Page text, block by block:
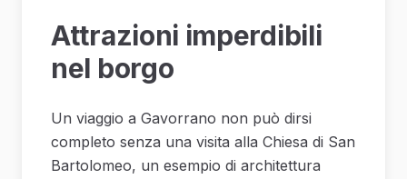
Attrazioni imperdibili
nel borgo
Un viaggio a Gavorrano non può dirsi
completo senza una visita alla Chiesa di San
Bartolomeo, un esempio di architettura